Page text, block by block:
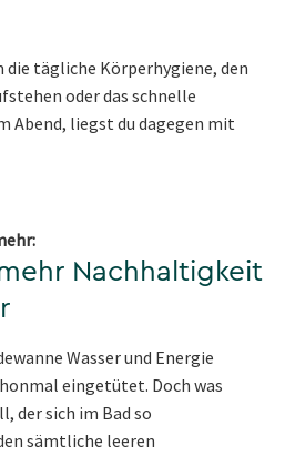
die tägliche Körperhygiene, den
oder das schnelle
Abend, liegst du dagegen mit
Nachhaltigkeit
Wasser und Energie
eingetütet. Doch was
der sich im Bad so
sämtliche leeren